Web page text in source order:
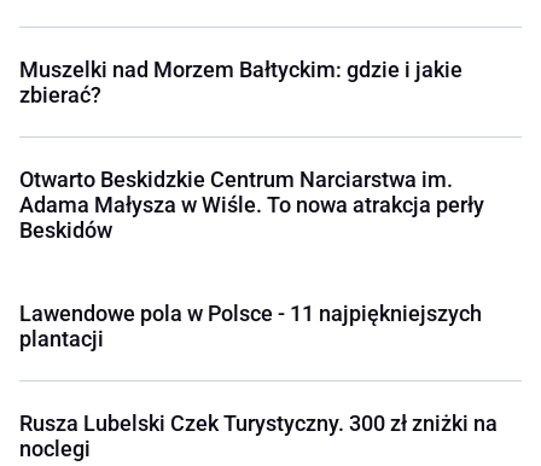
Muszelki nad Morzem Bałtyckim: gdzie i jakie
zbierać?
Otwarto Beskidzkie Centrum Narciarstwa im.
Adama Małysza w Wiśle. To nowa atrakcja perły
Beskidów
Lawendowe pola w Polsce - 11 najpiękniejszych
plantacji
Rusza Lubelski Czek Turystyczny. 300 zł zniżki na
noclegi